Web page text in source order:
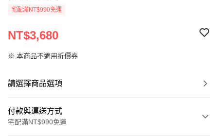
宅配滿NT$990免運
NT$3,680
※ 本商品不適用折價券
請選擇商品選項
付款與運送方式
宅配滿NT$990免運